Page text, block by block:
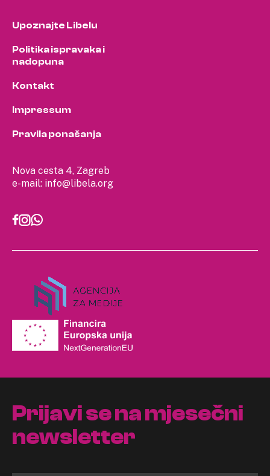
Nova cesta 4, Zagreb
e-mail: info@libela.org
Upoznajte Libelu
Politika ispravaka i
nadopuna
Kontakt
Impressum
Pravila ponašanja
Prijavi se na mjesečni
newsletter